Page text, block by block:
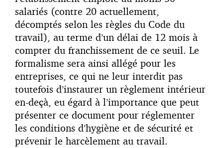
salariés (contre 20 actuellement,
décomptés selon les règles du Code du
travail), au terme d’un délai de 12 mois à
compter du franchissement de ce seuil. Le
formalisme sera ainsi allégé pour les
entreprises, ce qui ne leur interdit pas
toutefois d’instaurer un règlement intérieur
en-deçà, eu égard à l’importance que peut
présenter ce document pour réglementer
les conditions d’hygiène et de sécurité et
prévenir le harcèlement au travail.